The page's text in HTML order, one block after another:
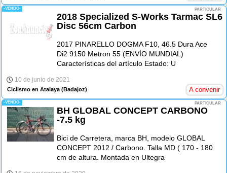
-VENDO- PARTICULAR
2018 Specialized S-Works Tarmac SL6
Disc 56cm Carbon
2017 PINARELLO DOGMA F10, 46.5 Dura Ace
Di2 9150 Metron 55 (ENVÍO MUNDIAL)
Características del artículo Estado: U
10 de junio de 2021
Ciclismo en Atalaya (Badajoz) A convenir
-VENDO- PARTICULAR
BH GLOBAL CONCEPT CARBONO
-7.5 kg
Bici de Carretera, marca BH, modelo GLOBAL
CONCEPT 2012 / Carbono. Talla MD ( 170 - 180
cm de altura. Montada en Ultegra